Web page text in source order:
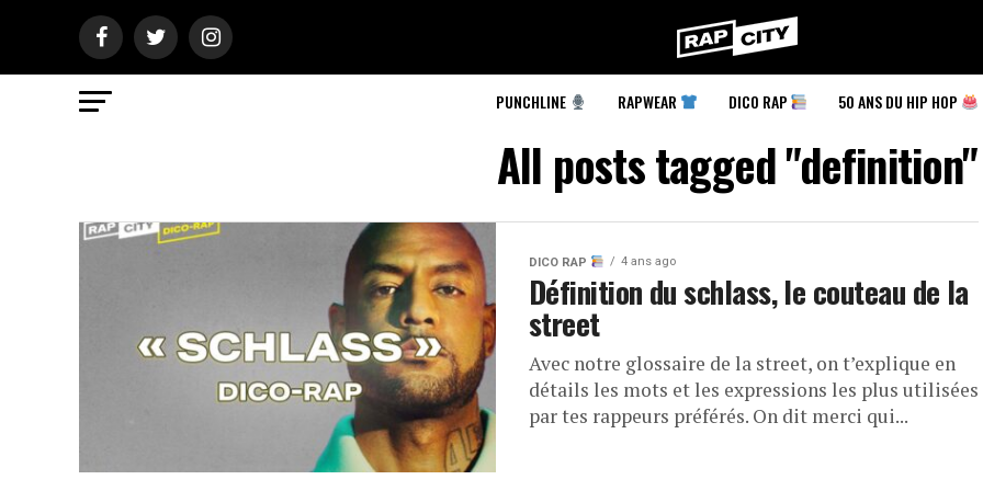
RapCity
PUNCHLINE RAPWEAR DICO RAP 50 ANS DU HIP HOP
All posts tagged "definition"
DICO RAP 4 ans ago
Définition du schlass, le couteau de la
street
Avec notre glossaire de la street, on t’explique en
détails les mots et les expressions les plus utilisées
par tes rappeurs préférés. On dit merci qui...